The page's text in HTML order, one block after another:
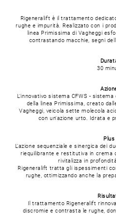
Rigeneralift è il trattamento
rughe e impurità. Realizzato con i
linea Primissima di Vagheggi
contrastando macchie, segni
30
L'innovativo sistema CFWS -
della linea Primissima, creato
Vagheggi, veicola sette molecola
con un'azione urto. Idrata e
Plus
L'azione sequenziale e sinergica dei
riequilibrante e restitutiva in crema
rivitalizza in
Rigeneralift tratta gli ispessimenti
rughe, ottimizzando anche la
Il trattamento Rigeneralift
discromie e contrasta le rughe,